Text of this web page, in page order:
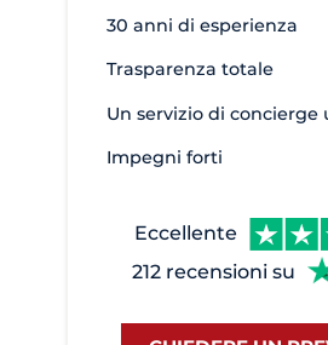
Anzio
Argentario
Bari
Cagliari
Cala de Medici
Cannigione
30 anni di esperienza
Trasparenza totale
Un servizio di concierge
Impegni forti
Eccellente
212 recensioni su